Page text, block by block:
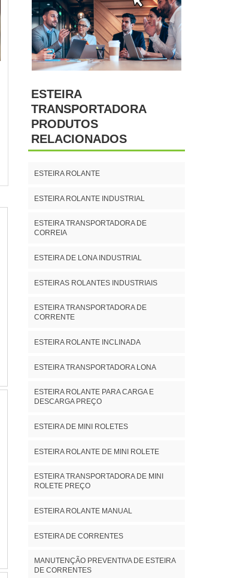
ESTEIRA
TRANSPORTADORA
PRODUTOS
RELACIONADOS
ESTEIRA ROLANTE
ESTEIRA ROLANTE INDUSTRIAL
ESTEIRA TRANSPORTADORA DE
CORREIA
ESTEIRA DE LONA INDUSTRIAL
ESTEIRAS ROLANTES INDUSTRIAIS
ESTEIRA TRANSPORTADORA DE
CORRENTE
ESTEIRA ROLANTE INCLINADA
ESTEIRA TRANSPORTADORA LONA
ESTEIRA ROLANTE PARA CARGA E
DESCARGA PREÇO
ESTEIRA DE MINI ROLETES
ESTEIRA ROLANTE DE MINI ROLETE
ESTEIRA TRANSPORTADORA DE MINI
ROLETE PREÇO
ESTEIRA ROLANTE MANUAL
ESTEIRA DE CORRENTES
MANUTENÇÃO PREVENTIVA DE ESTEIRA
DE CORRENTES